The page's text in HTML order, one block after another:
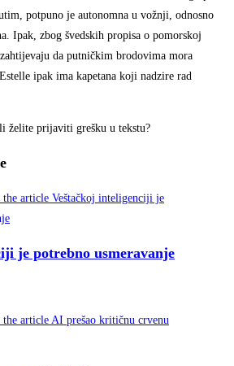
potpuno je autonomna u vožnji, odnosno
Ipak, zbog švedskih propisa o pomorskoj
da putničkim brodovima mora
ipak ima kapetana koji nadzire rad
želite prijaviti grešku u tekstu?
je potrebno usmeravanje